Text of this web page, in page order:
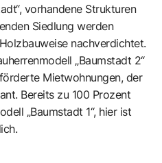
vorhandene Strukturen
Siedlung werden
nach­verdichtet.
„Baumstadt 2“
Mietwohnungen, der
Bereits zu 100 Prozent
„Baumstadt 1“, hier ist